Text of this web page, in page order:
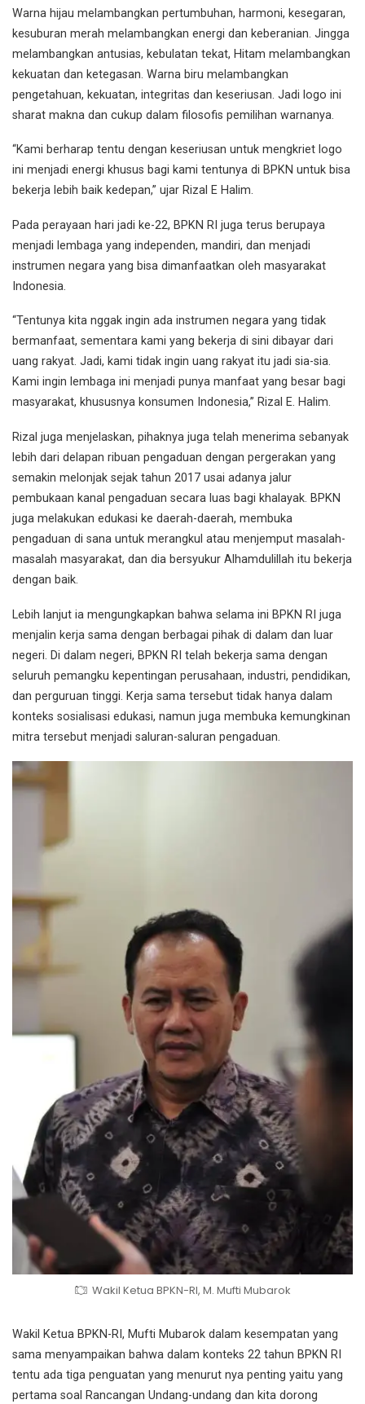
Warna hijau melambangkan pertumbuhan, harmoni, kesegaran,
kesuburan merah melambangkan energi dan keberanian. Jingga
melambangkan antusias, kebulatan tekat, Hitam melambangkan
kekuatan dan ketegasan. Warna biru melambangkan
pengetahuan, kekuatan, integritas dan keseriusan. Jadi logo ini
sharat makna dan cukup dalam filosofis pemilihan warnanya.
“Kami berharap tentu dengan keseriusan untuk mengkriet logo
ini menjadi energi khusus bagi kami tentunya di BPKN untuk bisa
bekerja lebih baik kedepan,” ujar Rizal E Halim.
Pada perayaan hari jadi ke-22, BPKN RI juga terus berupaya
menjadi lembaga yang independen, mandiri, dan menjadi
instrumen negara yang bisa dimanfaatkan oleh masyarakat
Indonesia.
“Tentunya kita nggak ingin ada instrumen negara yang tidak
bermanfaat, sementara kami yang bekerja di sini dibayar dari
uang rakyat. Jadi, kami tidak ingin uang rakyat itu jadi sia-sia.
Kami ingin lembaga ini menjadi punya manfaat yang besar bagi
masyarakat, khususnya konsumen Indonesia,” Rizal E. Halim.
Rizal juga menjelaskan, pihaknya juga telah menerima sebanyak
lebih dari delapan ribuan pengaduan dengan pergerakan yang
semakin melonjak sejak tahun 2017 usai adanya jalur
pembukaan kanal pengaduan secara luas bagi khalayak. BPKN
juga melakukan edukasi ke daerah-daerah, membuka
pengaduan di sana untuk merangkul atau menjemput masalah-
masalah masyarakat, dan dia bersyukur Alhamdulillah itu bekerja
dengan baik.
Lebih lanjut ia mengungkapkan bahwa selama ini BPKN RI juga
menjalin kerja sama dengan berbagai pihak di dalam dan luar
negeri. Di dalam negeri, BPKN RI telah bekerja sama dengan
seluruh pemangku kepentingan perusahaan, industri, pendidikan,
dan perguruan tinggi. Kerja sama tersebut tidak hanya dalam
konteks sosialisasi edukasi, namun juga membuka kemungkinan
mitra tersebut menjadi saluran-saluran pengaduan.
Wakil Ketua BPKN-RI, M. Mufti Mubarok
Wakil Ketua BPKN-RI, Mufti Mubarok dalam kesempatan yang
sama menyampaikan bahwa dalam konteks 22 tahun BPKN RI
tentu ada tiga penguatan yang menurut nya penting yaitu yang
pertama soal Rancangan Undang-undang dan kita dorong